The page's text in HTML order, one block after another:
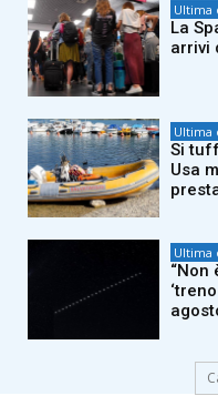
Ultima
La
arrivi
Ultima
Si
Usa
Ultima
“Non